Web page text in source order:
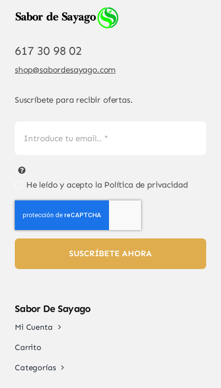
617 30 98 02
shop@sabordesayago.com
Suscríbete para recibir ofertas.
He leído y acepto la Política de privacidad
SUSCRÍBETE AHORA
Sabor De Sayago
Mi Cuenta
Carrito
Categorías